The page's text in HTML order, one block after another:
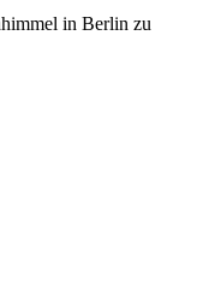
in Berlin zu